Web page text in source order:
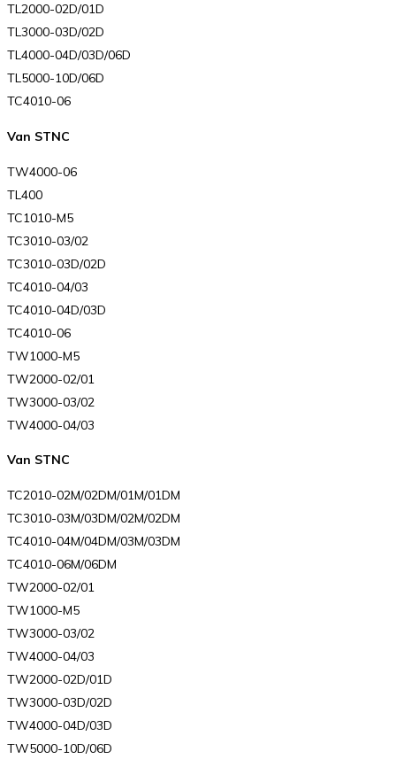
TL2000-02D/01D
TL3000-03D/02D
TL4000-04D/03D/06D
TL5000-10D/06D
TC4010-06
Van STNC
TW4000-06
TL400
TC1010-M5
TC3010-03/02
TC3010-03D/02D
TC4010-04/03
TC4010-04D/03D
TC4010-06
TW1000-M5
TW2000-02/01
TW3000-03/02
TW4000-04/03
Van STNC
TC2010-02M/02DM/01M/01DM
TC3010-03M/03DM/02M/02DM
TC4010-04M/04DM/03M/03DM
TC4010-06M/06DM
TW2000-02/01
TW1000-M5
TW3000-03/02
TW4000-04/03
TW2000-02D/01D
TW3000-03D/02D
TW4000-04D/03D
TW5000-10D/06D